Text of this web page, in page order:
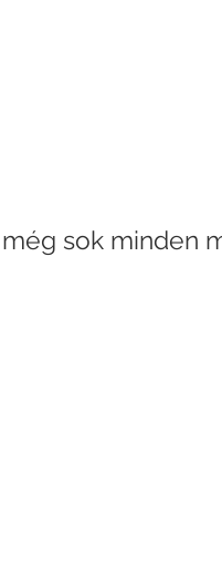
sok minden